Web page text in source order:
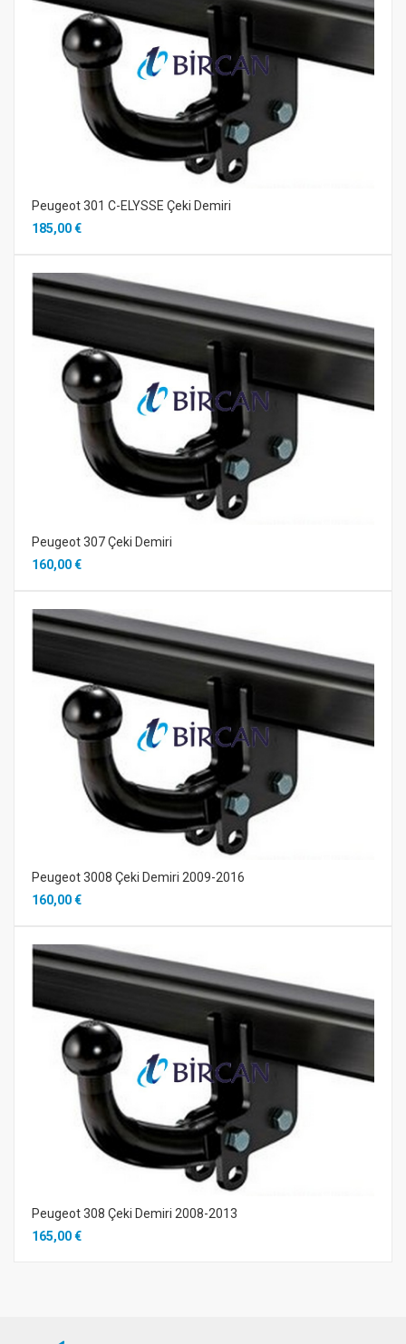
Peugeot 301 C-ELYSSE Çeki Demiri
185,00 €
Peugeot 307 Çeki Demiri
160,00 €
Peugeot 3008 Çeki Demiri 2009-2016
160,00 €
Peugeot 308 Çeki Demiri 2008-2013
165,00 €